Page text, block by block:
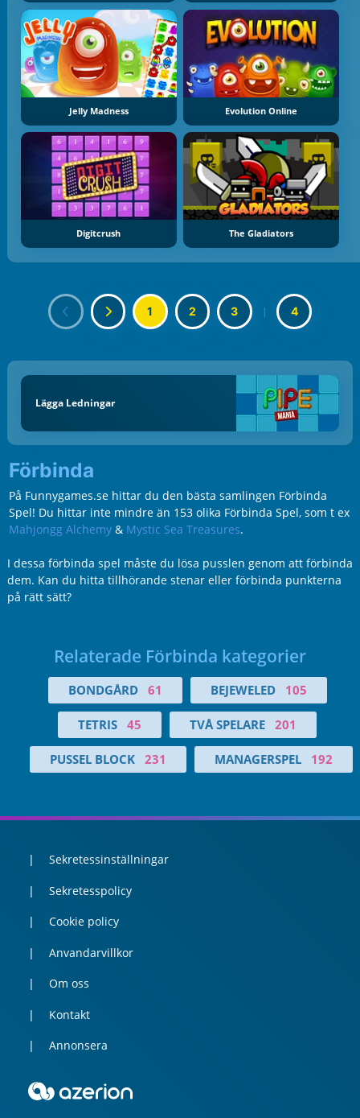
Jelly Madness Evolution Online
Digitcrush The Gladiators
1 2 3 | 4
Lägga Ledningar
Förbinda
På Funnygames.se hittar du den bästa samlingen Förbinda
Spel! Du hittar inte mindre än 153 olika Förbinda Spel, som t ex
Mahjongg Alchemy& Mystic Sea Treasures.
I dessa förbinda spel måste du lösa pusslen genom att förbinda
dem. Kan du hitta tillhörande stenar eller förbinda punkterna
på rätt sätt?
Relaterade Förbinda kategorier
BONDGÅRD 61 BEJEWELED 105
TETRIS 45 TVÅ SPELARE 201
PUSSEL BLOCK 231 MANAGERSPEL 192
Sekretessinställningar
Sekretesspolicy
Cookie policy
Anvandarvillkor
Om oss
Kontakt
Annonsera